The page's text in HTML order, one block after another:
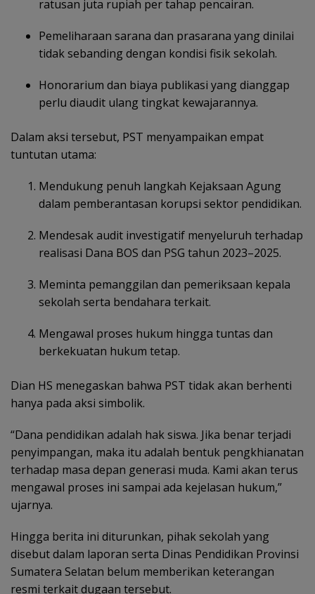
ratusan juta rupiah per tahap pencairan.
Pemeliharaan sarana dan prasarana yang dinilai
tidak sebanding dengan kondisi fisik sekolah.
Honorarium dan biaya publikasi yang dianggap
perlu diaudit ulang tingkat kewajarannya.
Dalam aksi tersebut, PST menyampaikan empat
tuntutan utama:
Mendukung penuh langkah Kejaksaan Agung
dalam pemberantasan korupsi sektor pendidikan.
Mendesak audit investigatif menyeluruh terhadap
realisasi Dana BOS dan PSG tahun 2023–2025.
Meminta pemanggilan dan pemeriksaan kepala
sekolah serta bendahara terkait.
Mengawal proses hukum hingga tuntas dan
berkekuatan hukum tetap.
Dian HS menegaskan bahwa PST tidak akan berhenti
hanya pada aksi simbolik.
“Dana pendidikan adalah hak siswa. Jika benar terjadi
penyimpangan, maka itu adalah bentuk pengkhianatan
terhadap masa depan generasi muda. Kami akan terus
mengawal proses ini sampai ada kejelasan hukum,”
ujarnya.
Hingga berita ini diturunkan, pihak sekolah yang
disebut dalam laporan serta Dinas Pendidikan Provinsi
Sumatera Selatan belum memberikan keterangan
resmi terkait dugaan tersebut.